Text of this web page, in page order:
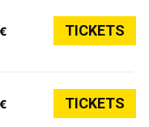
TICKETS
TICKETS